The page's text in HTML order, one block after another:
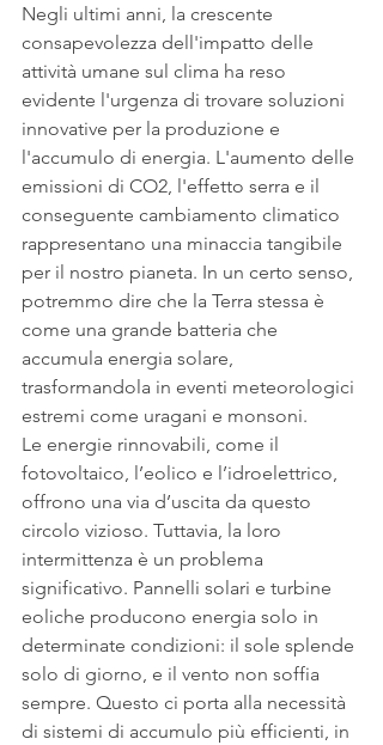
Negli ultimi anni, la crescente
consapevolezza dell'impatto delle
attività umane sul clima ha reso
evidente l'urgenza di trovare soluzioni
innovative per la produzione e
l'accumulo di energia. L'aumento delle
emissioni di CO2, l'effetto serra e il
conseguente cambiamento climatico
rappresentano una minaccia tangibile
per il nostro pianeta. In un certo senso,
potremmo dire che la Terra stessa è
come una grande batteria che
accumula energia solare,
trasformandola in eventi meteorologici
estremi come uragani e monsoni.
Le energie rinnovabili, come il
fotovoltaico, l’eolico e l’idroelettrico,
offrono una via d’uscita da questo
circolo vizioso. Tuttavia, la loro
intermittenza è un problema
significativo. Pannelli solari e turbine
eoliche producono energia solo in
determinate condizioni: il sole splende
solo di giorno, e il vento non soffia
sempre. Questo ci porta alla necessità
di sistemi di accumulo più efficienti, in